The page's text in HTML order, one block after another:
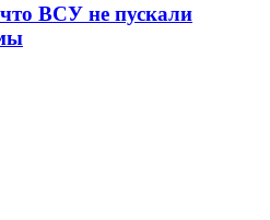
ВСУ не пускали